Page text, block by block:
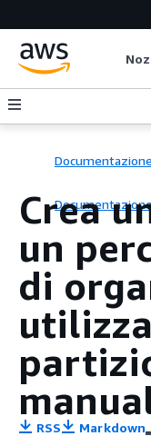
Crea
un
di
RSS Markdown